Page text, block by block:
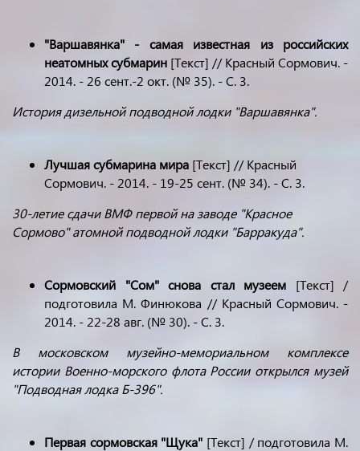
"Варшавянка" - самая известная из российских
неатомных субмарин [Текст] // Красный Сормович. -
2014. - 26 сент.-2 окт. (№ 35). - С. 3.
История дизельной подводной лодки "Варшавянка".
Лучшая субмарина мира [Текст] // Красный
Сормович. - 2014. - 19-25 сент. (№ 34). - С. 3.
30-летие сдачи ВМФ первой на заводе "Красное
Сормово" атомной подводной лодки "Барракуда".
Сормовский "Сом" снова стал музеем [Текст] /
подготовила М. Финюкова // Красный Сормович. -
2014. - 22-28 авг. (№ 30). - С. 3.
В московском музейно-мемориальном комплексе
истории Военно-морского флота России открылся музей
"Подводная лодка Б-396".
Первая сормовская "Щука" [Текст] / подготовила М.